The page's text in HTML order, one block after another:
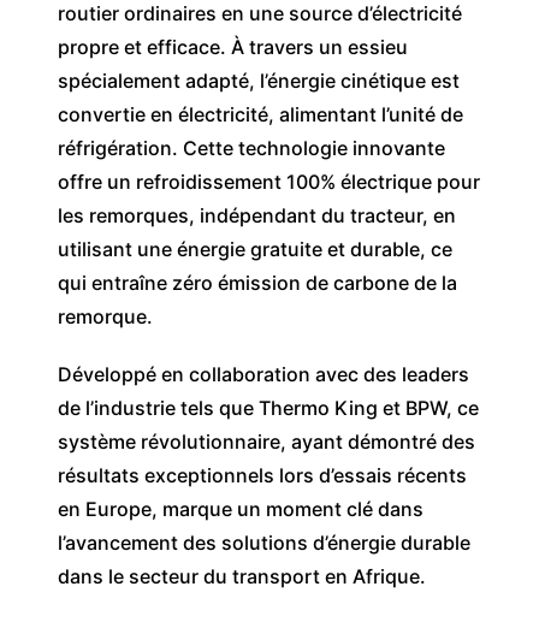
routier ordinaires en une source d’électricité
propre et efficace. À travers un essieu
spécialement adapté, l’énergie cinétique est
convertie en électricité, alimentant l’unité de
réfrigération. Cette technologie innovante
offre un refroidissement 100% électrique pour
les remorques, indépendant du tracteur, en
utilisant une énergie gratuite et durable, ce
qui entraîne zéro émission de carbone de la
remorque.
Développé en collaboration avec des leaders
de l’industrie tels que Thermo King et BPW, ce
système révolutionnaire, ayant démontré des
résultats exceptionnels lors d’essais récents
en Europe, marque un moment clé dans
l’avancement des solutions d’énergie durable
dans le secteur du transport en Afrique.